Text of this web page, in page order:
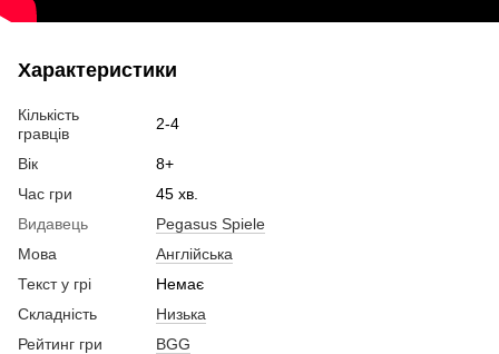
Характеристики
Кількість
гравців
2-4
Вік
8+
Час гри
45 хв.
Видавець
Pegasus Spiele
Мова
Англійська
Текст у грі
Немає
Складність
Низька
Рейтинг гри
BGG